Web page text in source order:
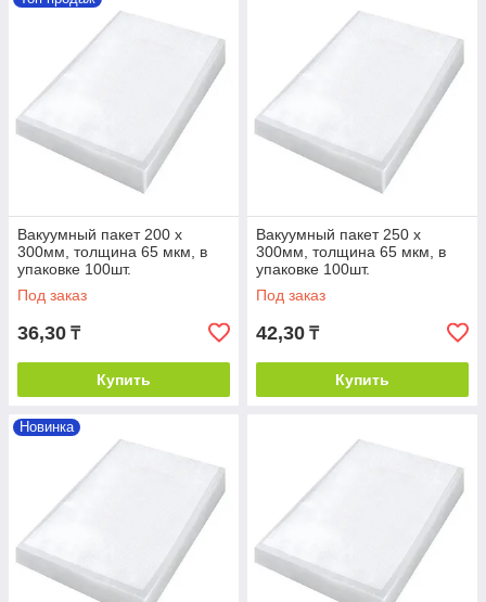
Вакуумный пакет 200 х
300мм, толщина 65 мкм, в
упаковке 100шт.
Под заказ
36,30 ₸
Купить
Вакуумный пакет 250 х
300мм, толщина 65 мкм, в
упаковке 100шт.
Под заказ
42,30 ₸
Купить
Новинка